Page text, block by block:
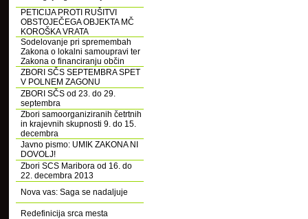
PETICIJA PROTI RUŠITVI
OBSTOJEČEGA OBJEKTA MČ
KOROŠKA VRATA
Sodelovanje pri spremembah
Zakona o lokalni samoupravi ter
Zakona o financiranju občin
ZBORI SČS SEPTEMBRA SPET
V POLNEM ZAGONU
ZBORI SČS od 23. do 29.
septembra
Zbori samoorganiziranih četrtnih
in krajevnih skupnosti 9. do 15.
decembra
Javno pismo: UMIK ZAKONA NI
DOVOLJ!
Zbori SCS Maribora od 16. do
22. decembra 2013
Nova vas: Saga se nadaljuje
Redefinicija srca mesta